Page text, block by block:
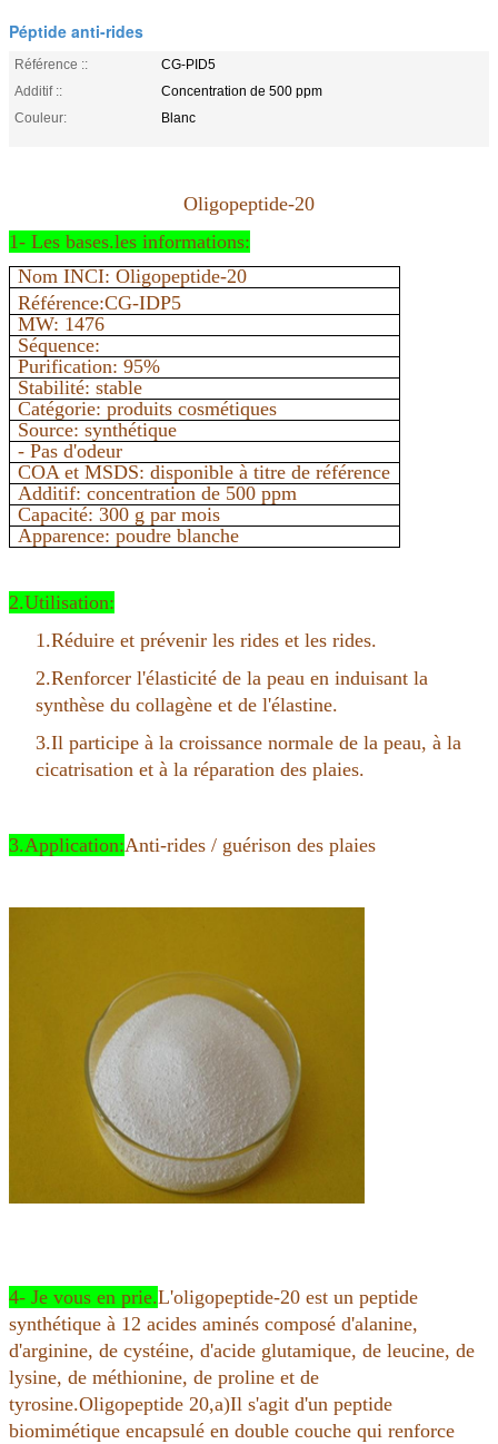
Péptide anti-rides
Référence ::
CG-PID5
Additif ::
Concentration de 500 ppm
Couleur:
Blanc
Oligopeptide-20
1- Les bases.les informations:
Nom INCI: Oligopeptide-20
Référence:CG-IDP5
MW: 1476
Séquence:
Purification: 95%
Stabilité: stable
Catégorie: produits cosmétiques
Source: synthétique
- Pas d'odeur
COA et MSDS: disponible à titre de référence
Additif: concentration de 500 ppm
Capacité: 300 g par mois
Apparence: poudre blanche
2.Utilisation:
1.Réduire et prévenir les rides et les rides.
2.Renforcer l'élasticité de la peau en induisant la
synthèse du collagène et de l'élastine.
3.Il participe à la croissance normale de la peau, à la
cicatrisation et à la réparation des plaies.
3.Application:Anti-rides / guérison des plaies
4- Je vous en prie.L'oligopeptide-20 est un peptide
synthétique à 12 acides aminés composé d'alanine,
d'arginine, de cystéine, d'acide glutamique, de leucine, de
lysine, de méthionine, de proline et de
tyrosine.Oligopeptide 20,a)Il s'agit d'un peptide
biomimétique encapsulé en double couche qui renforce